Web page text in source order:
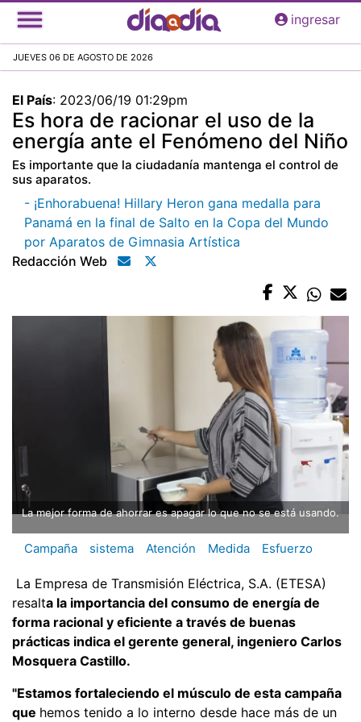
Pasar
al
principal
ingresar
JUEVES 06 DE AGOSTO DE 2026
El País: 2023/06/19 01:29pm
Es hora de racionar el uso de la
energía ante el Fenómeno del Niño
Es importante que la ciudadanía mantenga el control de
sus aparatos.
- ¡Enhorabuena! Hillary Heron gana medalla para
Panamá en la final de Salto en la Copa del Mundo
por Aparatos de Gimnasia Artística
Redacción Web
La mejor forma de ahorrar es apagar lo que no se está usando.
Campaña sistema Atención Medida Esfuerzo
La Empresa de Transmisión Eléctrica, S.A. (ETESA)
resalta la importancia del consumo de energía de
forma racional y eficiente a través de buenas
prácticas indica el gerente general, ingeniero Carlos
Mosquera Castillo.
"Estamos fortaleciendo el músculo de esta campaña
que hemos tenido a lo interno desde hace más de un